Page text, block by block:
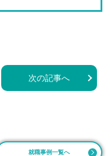
次の記事へ
就職事例一覧へ